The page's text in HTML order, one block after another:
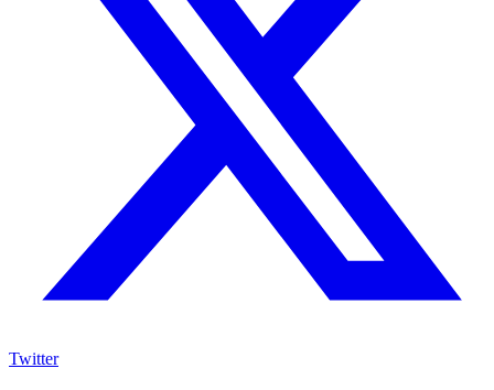
Twitter